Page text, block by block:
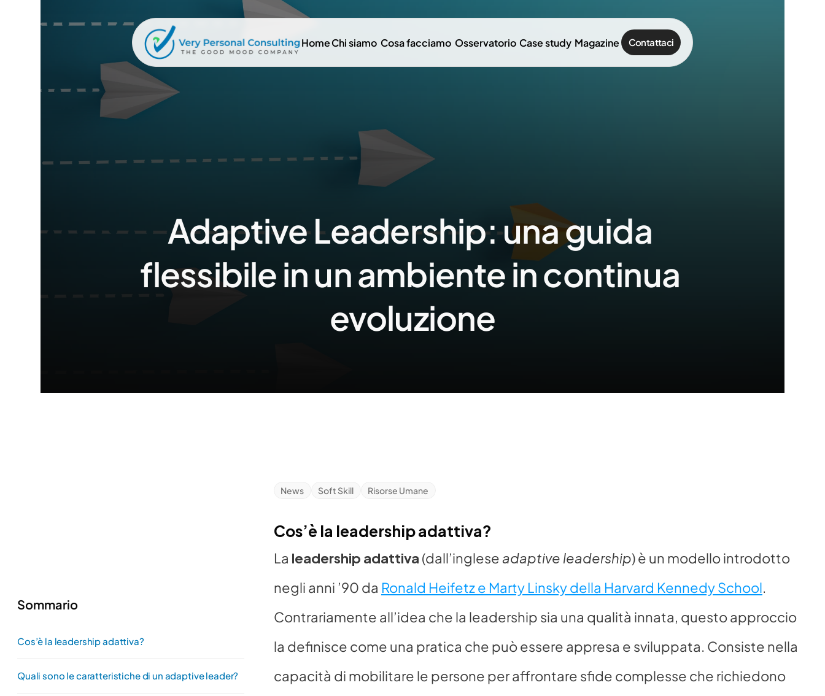
HomeChi siamo Cosa facciamo Osservatorio Case study Magazine Contattaci
Adaptive Leadership: una guida
flessibile in un ambiente in continua
evoluzione
Sommario
Cos’è la leadership adattiva?
Quali sono le caratteristiche di un adaptive leader?
News Soft Skill Risorse Umane
Cos’è la leadership adattiva?
La leadership adattiva (dall’inglese adaptive leadership) è un modello introdotto
negli anni ’90 da Ronald Heifetz e Marty Linsky della Harvard Kennedy School.
Contrariamente all’idea che la leadership sia una qualità innata, questo approccio
la definisce come una pratica che può essere appresa e sviluppata. Consiste nella
capacità di mobilitare le persone per affrontare sfide complesse che richiedono